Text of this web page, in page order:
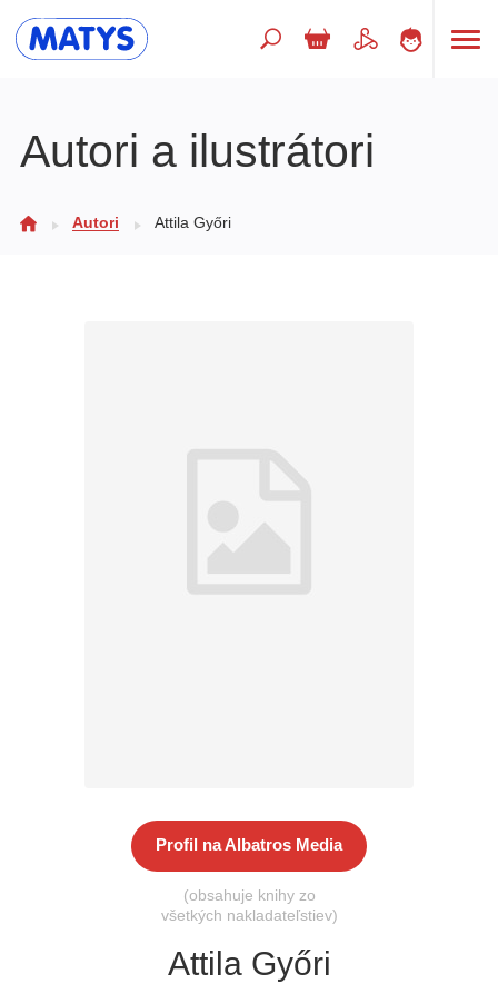
Doplnkový sortiment
Všetky kategórie
Autori a ilustrátori
Autori Attila Győri
Profil na Albatros Media
(obsahuje knihy zo
všetkých nakladateľstiev)
Attila Győri